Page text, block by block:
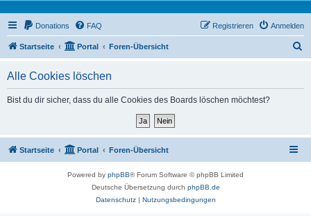
Donations FAQ Anmelden
Registrieren
Startseite Portal Foren-Übersicht
Alle Cookies löschen
Bist du dir sicher, dass du alle Cookies des Boards löschen möchtest?
Startseite Portal Foren-Übersicht
Powered by phpBB® Forum Software © phpBB Limited
Deutsche Übersetzung durch phpBB.de
Datenschutz| Nutzungsbedingungen